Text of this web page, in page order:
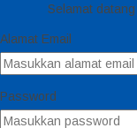
Selamat
Alamat Email
Password